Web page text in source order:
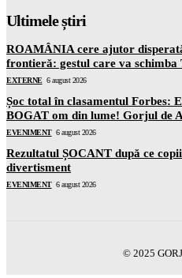
Ultimele știri
ROAMÂNIA cere ajutor
frontieră: gestul care va
EXTERNE 6 august 2026
Șoc total în clasamentul Forbes:
BOGAT om din lume! Gorjul de
EVENIMENT 6 august 2026
Rezultatul ȘOCANT după ce
divertisment
EVENIMENT 6 august 2026
© 2025